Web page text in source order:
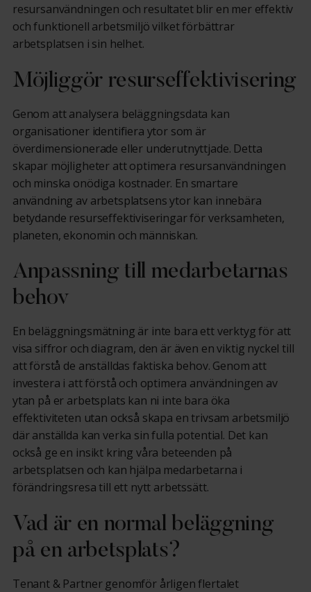
resursanvändningen och resultatet blir en mer effektiv
och funktionell arbetsmiljö vilket förbättrar
arbetsplatsen i sin helhet.
Möjliggör resurseffektivisering
Genom att analysera beläggningsdata kan
organisationer identifiera ytor som är
överdimensionerade eller underutnyttjade. Detta
skapar möjligheter att optimera resursanvändningen
och minska onödiga kostnader. En smartare
användning av arbetsplatsens ytor kan innebära
betydande resurseffektiviseringar för verksamheten,
planeten, ekonomin och människan.
Anpassning till medarbetarnas
behov
En beläggningsmätning är inte bara ett verktyg för att
visa siffror och diagram, den är även en viktig nyckel till
att förstå de anställdas faktiska behov. Genom att
investera i att förstå och optimera användningen av
ytan på er arbetsplats kan ni inte bara öka
effektiviteten utan också skapa en trivsam arbetsmiljö
där anställda kan verka sin fulla potential. Det kan
också ge en insikt kring våra beteenden på
arbetsplatsen och kan hjälpa medarbetarna i
förändringsresa till ett nytt arbetssätt.
Vad är en normal beläggning
på en arbetsplats?
Tenant & Partner genomför årligen flertalet